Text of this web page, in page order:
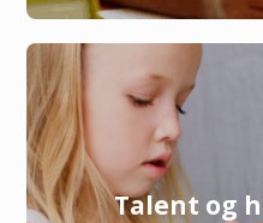
Talent og